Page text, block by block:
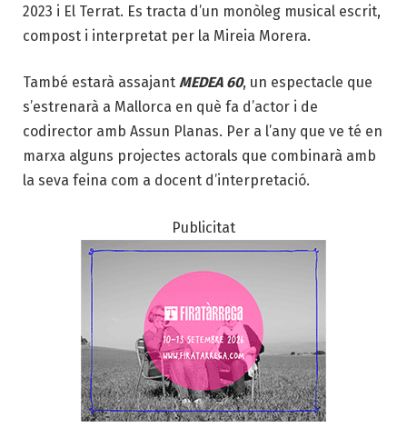
2023 i El Terrat. Es tracta d’un monòleg musical escrit,
compost i interpretat per la Mireia Morera.
També estarà assajant MEDEA 60, un espectacle que
s’estrenarà a Mallorca en què fa d’actor i de
codirector amb Assun Planas. Per a l’any que ve té en
marxa alguns projectes actorals que combinarà amb
la seva feina com a docent d’interpretació.
Publicitat